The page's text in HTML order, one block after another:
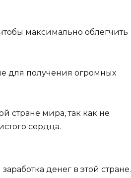
максимально облегчить
для получения огромных
стране мира, так как не
сердца.
денег в этой стране.